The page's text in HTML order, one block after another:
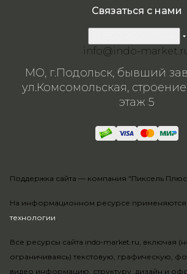
На информационном ресурсе применяются
технологии.
Все ресурсы сайта indo-market.ru, включая
ограничиваясь) текстовую, графическую,
видео информацию, структуру, дизайн и
Связаться с нами
info@indo-
МО, г.Подольск, бывший
ул.Комсомольская, строение
этаж 5
Поддержка сайта — компания "Пиксель